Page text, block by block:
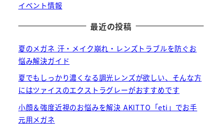
イベント情報
最近の投稿
夏のメガネ 汗・メイク崩れ・レンズトラブルを防ぐお
悩み解決ガイド
夏でもしっかり濃くなる調光レンズが欲しい、そんな方
にはツァイスのエクストラグレーがおすすめです
小顔＆強度近視のお悩みを解決 AKITTO「eti」でお手
元用メガネ